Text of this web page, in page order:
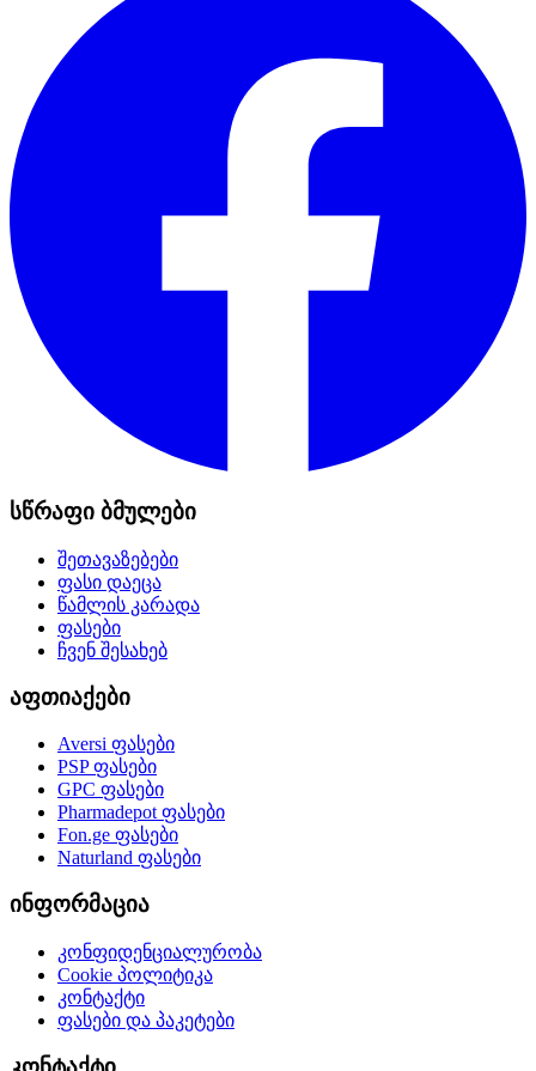
სწრაფი ბმულები
შეთავაზებები
ფასი დაეცა
წამლის კარადა
ფასები
ჩვენ შესახებ
აფთიაქები
Aversi ფასები
PSPფასები
GPC ფასები
Pharmadepotფასები
Fon.ge ფასები
Naturland ფასები
ინფორმაცია
კონფიდენციალურობა
Cookie პოლიტიკა
კონტაქტი
ფასები და პაკეტები